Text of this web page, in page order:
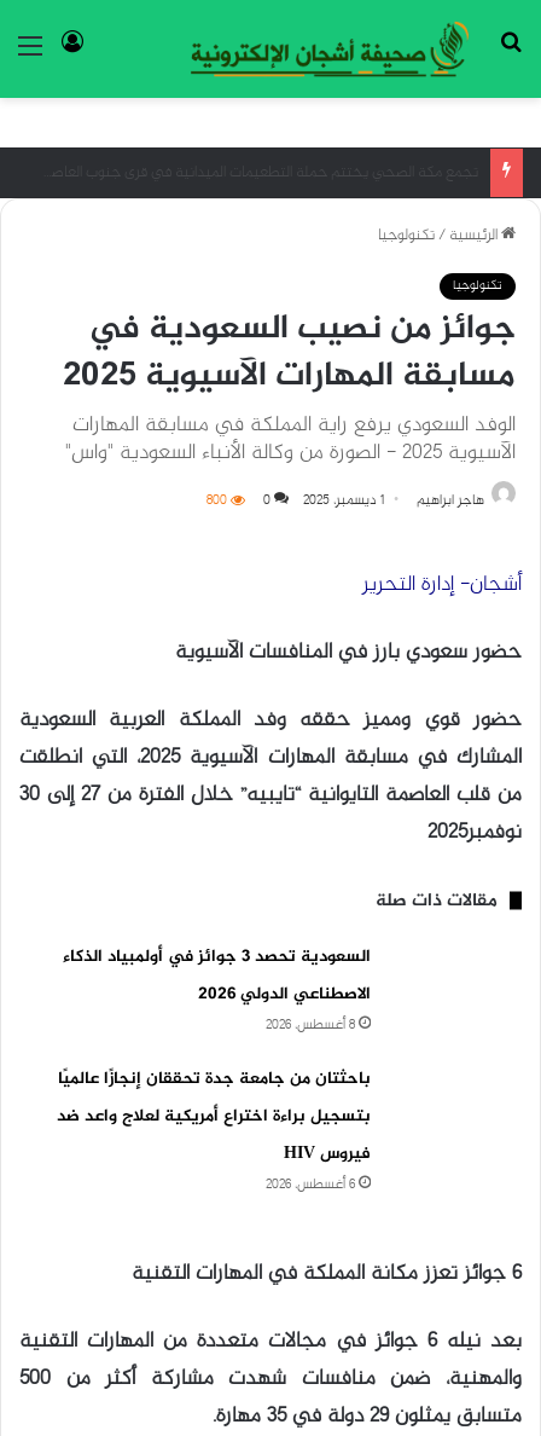
بحث عن
بدر بن فرحان… مهندس التحول الثقافي وصانع المشهد الجديد في السعودية
الرئيسية/تكنولوجيا
تكنولوجيا
جوائز من نصيب السعودية في
مسابقة المهارات الآسيوية 2025
الوفد السعودي يرفع راية المملكة في مسابقة المهارات
الآسيوية 2025 - الصورة من وكالة الأنباء السعودية "واس"
هاجر ابراهيم 1 ديسمبر، 2025 0
800
أشجان- إدارة التحرير
حضور سعودي بارز في المنافسات الآسيوية
حضور قوي ومميز حققه وفد المملكة العربية السعودية
المشارك في مسابقة المهارات الآسيوية 2025، التي انطلقت
من قلب العاصمة التايوانية “تايبيه” خلال الفترة من 27 إلى 30
نوفمبر2025
مقالات ذات صلة
السعودية تحصد 3 جوائز في أولمبياد الذكاء
الاصطناعي الدولي 2026
8 أغسطس، 2026
باحثتان من جامعة جدة تحققان إنجازًا عالميًا
بتسجيل براءة اختراع أمريكية لعلاج واعد ضد
فيروس HIV
6 أغسطس، 2026
6 جوائز تعزز مكانة المملكة في المهارات التقنية
بعد نيله 6 جوائز في مجالات متعددة من المهارات التقنية
والمهنية، ضمن منافسات شهدت مشاركة أكثر من 500
متسابق يمثلون 29 دولة في 35 مهارة.